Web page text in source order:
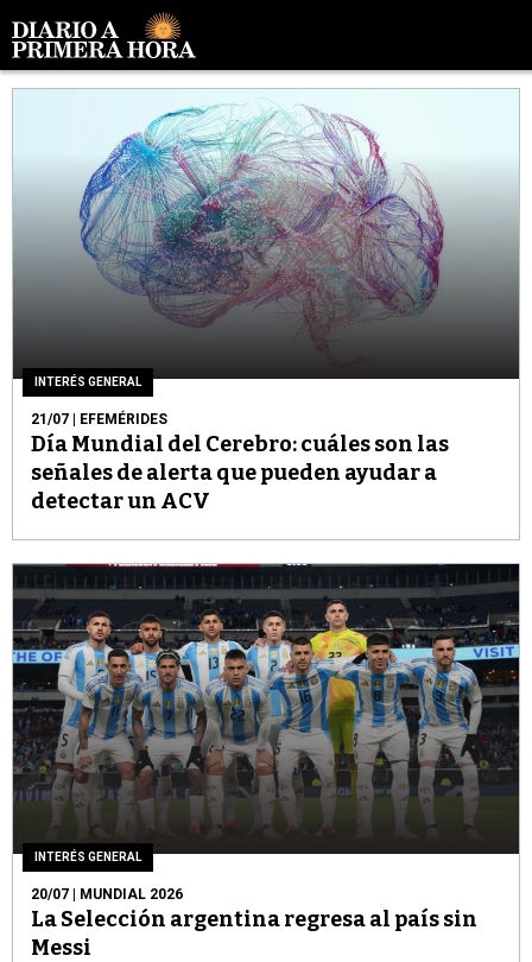
INTERÉS GENERAL
21/07 | EFEMÉRIDES
Día Mundial del Cerebro: cuáles son las
señales de alerta que pueden ayudar a
detectar un ACV
INTERÉS GENERAL
20/07 | MUNDIAL 2026
La Selección argentina regresa al país sin
Messi